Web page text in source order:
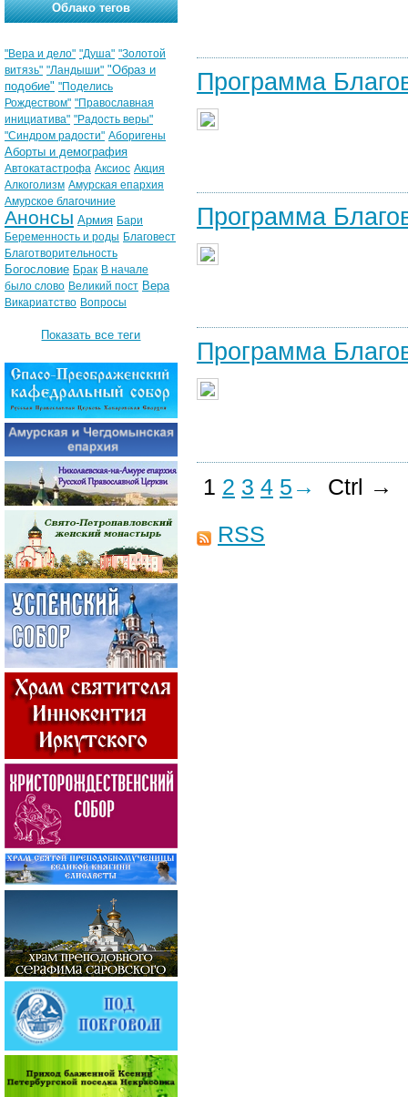
Программа
Программа
Программа
1 2 3 4 5 →
Ctrl →
RSS
Облако тегов
"Вера и дело" "Душа" "Золотой
витязь" "Ландыши" "Образ и
подобие" "Поделись
Рождеством" "Православная
инициатива" "Радость веры"
"Синдром радости" Аборигены
Аборты и демография
Автокатастрофа Аксиос Акция
Алкоголизм Амурская епархия
Амурское благочиние
Анонсы Армия Бари
Беременность и роды Благовест
Благотворительность
Богословие Брак В начале
было слово Великий пост Вера
Викариатство Вопросы
Показать все теги